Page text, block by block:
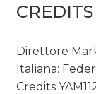
CREDITS
Direttore
Italiana:
Credits